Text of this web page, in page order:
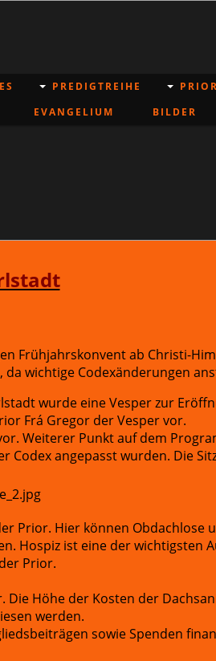
PREDIGTREIHE
EVANGELIUM BILDER
Frühjahrskonvent ab Christi-
wichtige Codexänderungen
wurde eine Vesper zur
Frá Gregor der Vesper vor.
Weiterer Punkt auf dem
angepasst wurden. Die
Prior. Hier können Obdachlose
Hospiz ist eine der wichtigsten
Prior.
Höhe der Kosten der
werden.
sowie Spenden